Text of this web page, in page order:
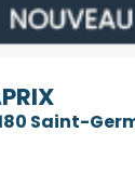
Saint-